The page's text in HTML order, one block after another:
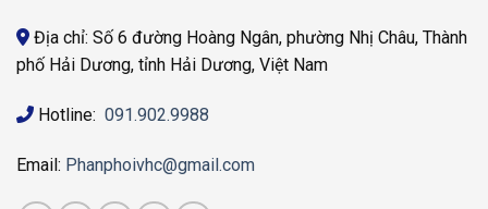
Địa chỉ: Số 6 đường Hoàng Ngân, phường Nhị Châu, Thành
phố Hải Dương, tỉnh Hải Dương, Việt Nam
Hotline: 091.902.9988
Email: Phanphoivhc@gmail.com